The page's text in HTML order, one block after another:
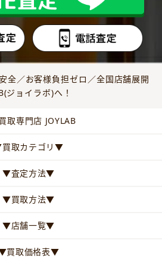
全／お客様負担ゼロ／全国店舗展開
ジョイラボ)へ！
取専門店 JOYLAB
取カテゴリ▼
▼査定方法▼
▼買取方法▼
▼店舗一覧▼
買取価格表▼